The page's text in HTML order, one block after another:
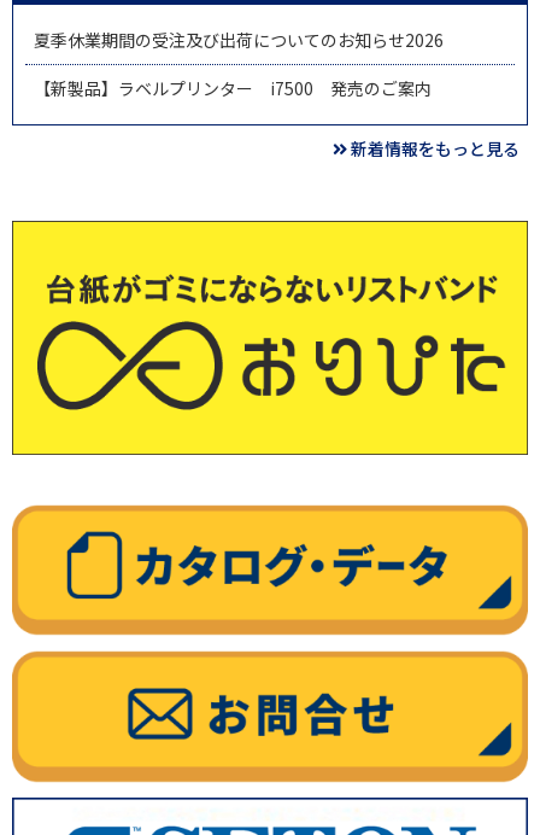
夏季休業期間の受注及び出荷についてのお知らせ2026
【新製品】ラベルプリンター i7500 発売のご案内
新着情報をもっと見る